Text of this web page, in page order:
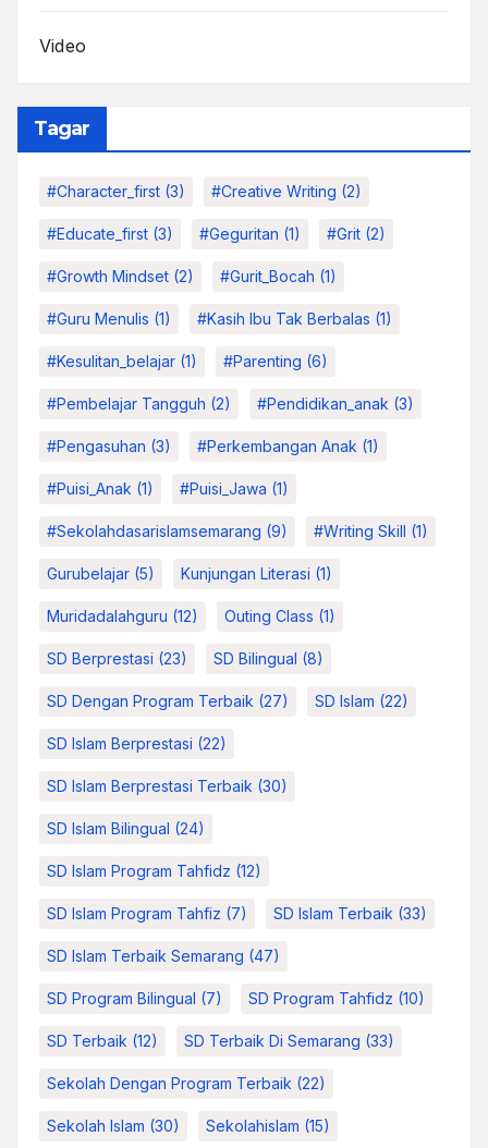
Video
Tagar
#character_first (3) #Creative Writing (2)
#educate_first (3) #Geguritan (1) #grit (2)
#growth Mindset (2) #Gurit_Bocah (1)
#Guru Menulis (1) #kasih Ibu Tak Berbalas (1)
#kesulitan_belajar (1) #parenting (6)
#pembelajar Tangguh (2) #pendidikan_anak (3)
#pengasuhan (3) #Perkembangan Anak (1)
#Puisi_Anak (1) #Puisi_Jawa (1)
#sekolahdasarislamsemarang (9) #Writing Skill (1)
Gurubelajar (5) Kunjungan Literasi (1)
Muridadalahguru (12) Outing Class (1)
SD Berprestasi (23) SD Bilingual (8)
SD Dengan Program Terbaik (27) SD Islam (22)
SD Islam Berprestasi (22)
SD Islam Berprestasi Terbaik (30)
SD Islam Bilingual (24)
SD Islam Program Tahfidz (12)
SD Islam Program Tahfiz (7) SD Islam Terbaik (33)
SD Islam Terbaik Semarang (47)
SD Program Bilingual (7) SD Program Tahfidz (10)
SD Terbaik (12) SD Terbaik Di Semarang (33)
Sekolah Dengan Program Terbaik (22)
Sekolah Islam (30) Sekolahislam (15)